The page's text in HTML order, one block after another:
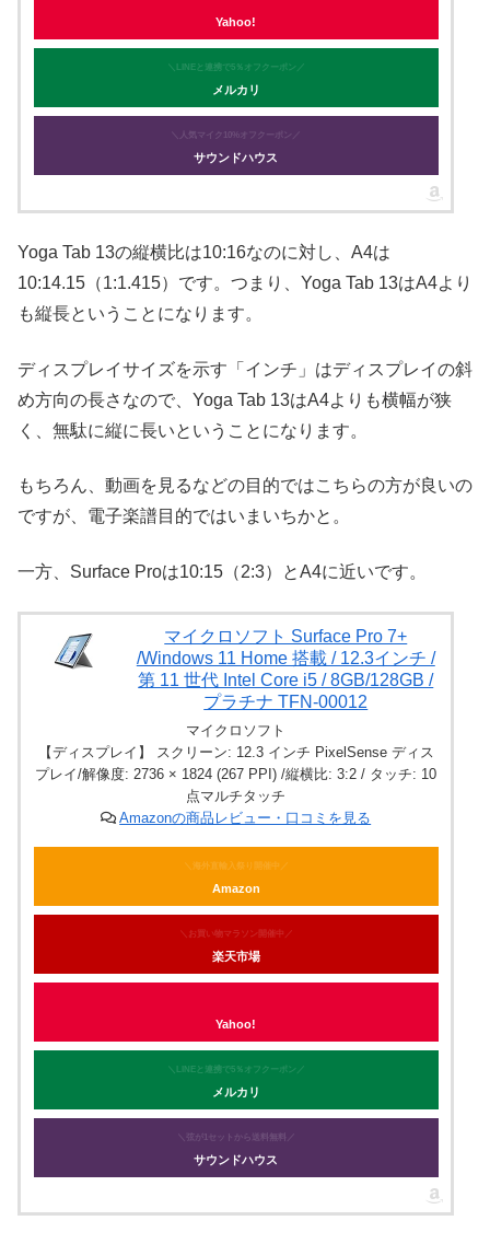
Yahoo!
＼LINEと連携で5％オフクーポン／
メルカリ
＼人気マイク10%オフクーポン／
サウンドハウス
Yoga Tab 13の縦横比は10:16なのに対し、A4は
10:14.15（1:1.415）です。つまり、Yoga Tab 13はA4より
も縦長ということになります。
ディスプレイサイズを示す「インチ」はディスプレイの斜
め方向の長さなので、Yoga Tab 13はA4よりも横幅が狭
く、無駄に縦に長いということになります。
もちろん、動画を見るなどの目的ではこちらの方が良いの
ですが、電子楽譜目的ではいまいちかと。
一方、Surface Proは10:15（2:3）とA4に近いです。
マイクロソフト Surface Pro 7+
/Windows 11 Home 搭載 / 12.3インチ /
第 11 世代 Intel Core i5 / 8GB/128GB /
プラチナ TFN-00012
マイクロソフト
【ディスプレイ】 スクリーン: 12.3 インチ PixelSense ディス
プレイ/解像度: 2736 × 1824 (267 PPI) /縦横比: 3:2 / タッチ: 10
点マルチタッチ
Amazonの商品レビュー・口コミを見る
＼海外直輸入祭り開催中／
Amazon
＼お買い物マラソン開催中／
楽天市場
Yahoo!
＼LINEと連携で5％オフクーポン／
メルカリ
＼弦が1セットから送料無料／
サウンドハウス